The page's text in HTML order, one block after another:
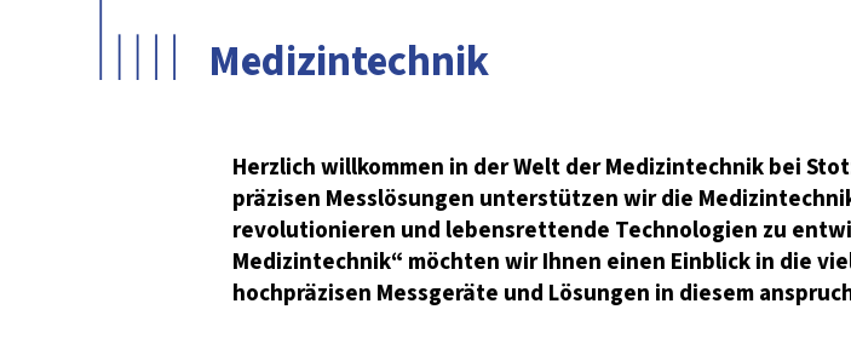
Medizintechnik
Herzlich willkommen in der Welt der Medizintechnik bei
präzisen Messlösungen unterstützen wir die
revolutionieren und lebensrettende Technologien zu
Medizintechnik“ möchten wir Ihnen einen Einblick in die
hochpräzisen Messgeräte und Lösungen in diesem